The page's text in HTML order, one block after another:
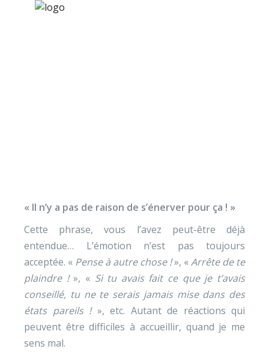
« Il n’y a pas de raison de s’énerver pour ça ! »
Cette phrase, vous l’avez peut-être déjà
entendue… L’émotion n’est pas toujours
acceptée. « Pense à autre chose !», «Arrête de te
plaindre !», « Si tu avais fait ce que je t’avais
conseillé, tu ne te serais jamais mise dans des
états pareils !», etc. Autant de réactions qui
peuvent être difficiles à accueillir, quand je me
sens mal.